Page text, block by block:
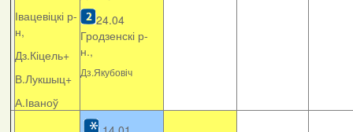
Івацевіцкі р-
н,
Дз.Кіцель+
В.Лукшыц+
А.Іваноў
24.04
Гродзенскі р-
н.,
Дз.Якубовіч